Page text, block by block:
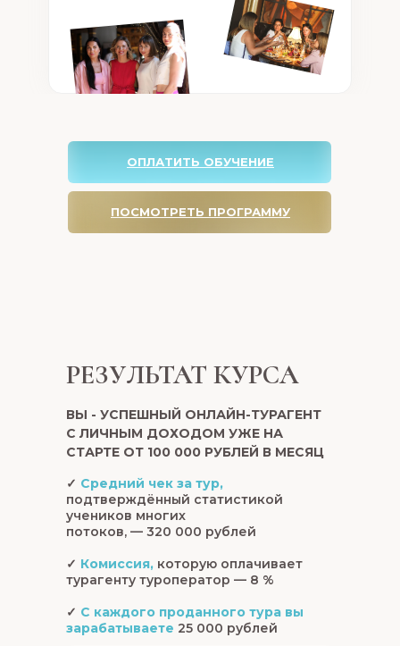
ОПЛАТИТЬ ОБУЧЕНИЕ
ПОСМОТРЕТЬ ПРОГРАММУ
РЕЗУЛЬТАТ КУРСА
ВЫ - УСПЕШНЫЙ ОНЛАЙН-ТУРАГЕНТ
С ЛИЧНЫМ ДОХОДОМ УЖЕ НА
СТАРТЕ ОТ 100 000 РУБЛЕЙ В МЕСЯЦ
✓ Средний чек за тур,
подтверждённый статистикой
учеников многих
потоков, — 320 000 рублей
✓ Комиссия, которую оплачивает
турагенту туроператор — 8 %
✓ С каждого проданного тура вы
зарабатываете 25 000 рублей
🔥Доступ к Закрытому Клубу
окончании обучения -
🔥Доступ к мероприятиям
🔥Доступ в канал вакансий
сотрудника себе в команду)
🔥Возможность стать членом
менеджеров Baby Travel Club
СУПЕР-ЭКСКЛЮЗИВ:
для повышения комиссии (в
для прокачки навыков
разными типами клиентов с
для привлечения и продаж
для стабильного получения
социальных сетей
для облегчения в 2 раза
для турагента)
поездкой в рекламный тур от туроператора
ВТС